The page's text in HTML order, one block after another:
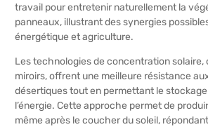
travail pour entretenir naturellement la
panneaux, illustrant des synergies
énergétique et agriculture.
Les technologies de concentration solaire,
miroirs, offrent une meilleure résistance
désertiques tout en permettant le
l’énergie. Cette approche permet de
même après le coucher du soleil,